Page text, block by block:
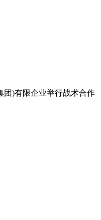
团)有限企业举行战术合作